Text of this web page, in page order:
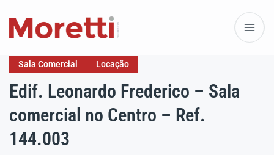
Sala Comercial Locação
Edif. Leonardo Frederico – Sala
comercial no Centro – Ref.
144.003